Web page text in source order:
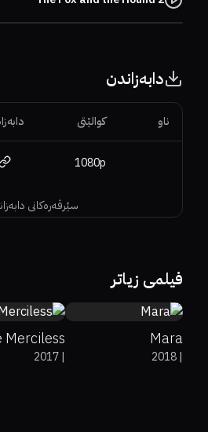
دابەزاندن
سێرڤەرەکانی
ناو کوالێتی
1080p
فیلمی زیاتر
Mara
|
2018
Merciless
|
2017